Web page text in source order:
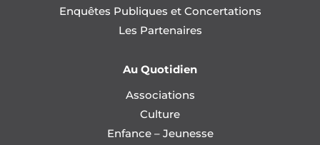
Enquêtes Publiques et Concertations
Les Partenaires
Au Quotidien
Associations
Culture
Enfance – Jeunesse